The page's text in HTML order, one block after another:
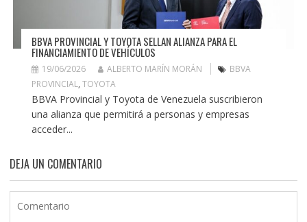
BBVA PROVINCIAL Y TOYOTA SELLAN ALIANZA PARA EL
FINANCIAMIENTO DE VEHÍCULOS
19/06/2026 ALBERTO MARÍN MORÁN
BBVA
PROVINCIAL, TOYOTA
BBVA Provincial y Toyota de Venezuela suscribieron
una alianza que permitirá a personas y empresas
acceder...
DEJA UN COMENTARIO